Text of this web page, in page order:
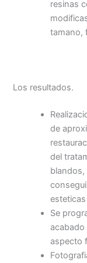
resinas
tamano,
Los resultados.
de
del
Se
acabado
aspecto